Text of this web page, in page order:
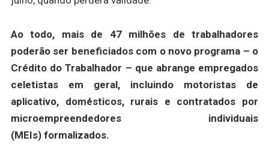
Ao todo, mais de 47 milhões de trabalhadores
poderão ser beneficiados com o novo programa – o
Crédito do Trabalhador – que abrange empregados
celetistas em geral, incluindo motoristas de
aplicativo, domésticos, rurais e contratados por
microempreendedores individuais
(MEIs) formalizados.